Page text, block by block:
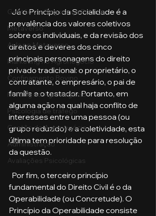
Gestão de Segurança Publica
Metaverso
Aula no Metaverso
Marketing no Agronegócio
Confinamento Bovino
Holding no Agronegócio
Psicologia de tráfego
Gestão do Agronegócio
Administração
Avaliações Psicológicas
  Já o Princípio da Socialidade é a
prevalência dos valores coletivos
sobre os individuais, e da revisão dos
direitos e deveres dos cinco
principais personagens do direito
privado tradicional: o proprietário, o
contratante, o empresário, o pai de
família e o testador. Portanto, em
alguma ação na qual haja conflito de
interesses entre uma pessoa (ou
grupo reduzido) e a coletividade, esta
última tem prioridade para resolução
da questão.
fundamental do Direito Civil é o da
Operabilidade (ou Concretude). O
Princípio da Operabilidade consiste